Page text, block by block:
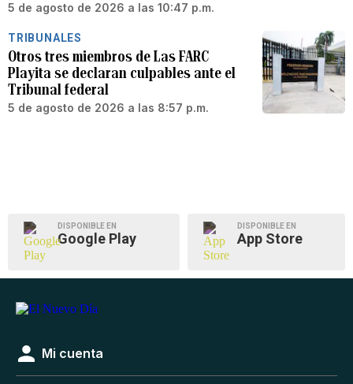
5 de agosto de 2026 a las 10:47 p.m.
TRIBUNALES
Otros tres miembros de Las FARC
Playita se declaran culpables ante el
Tribunal federal
5 de agosto de 2026 a las 8:57 p.m.
DISPONIBLE EN
Google Play
DISPONIBLE EN
App Store
Mi cuenta